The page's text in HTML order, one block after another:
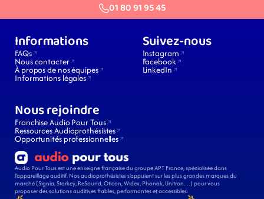
01 80 91 95 45
Audio Pour Tous est une enseigne française du groupe APT France, spécialisée dans
l’appareillage auditif. Nos audioprothésistes s’appuient sur les plus grandes marques du
marché (Signia, Starkey, ReSound, Oticon, Widex, Phonak, Unitron…) pour vous
proposer des solutions auditives fiables, performantes et accessibles.
Informations
FAQs
Nous contacter
À propos de nos équipes
Informations légales
Suivez-nous
Instagram
Facebook
LinkedIn
Nous rejoindre
Franchise Audio Pour Tous
Ressources Audioprothésistes
Opportunités professionnelles